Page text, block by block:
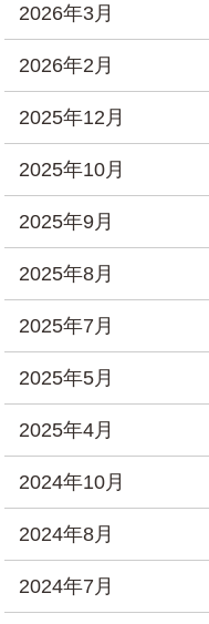
2026年3月
2026年2月
2025年12月
2025年10月
2025年9月
2025年8月
2025年7月
2025年5月
2025年4月
2024年10月
2024年8月
2024年7月